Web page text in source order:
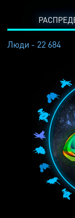
Люди - 22 684